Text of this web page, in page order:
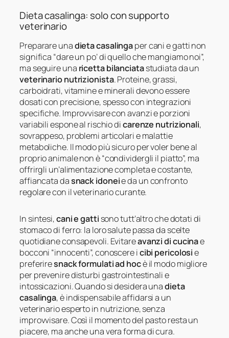
Dieta casalinga: solo con supporto
veterinario
Preparare unadieta casalingaper cani e gatti non
significa “dare un po’ di quello che mangiamo noi”,
ma seguire una ricetta bilanciatastudiata da un
veterinario nutrizionista. Proteine, grassi,
carboidrati, vitamine e minerali devono essere
dosati con precisione, spesso con integrazioni
specifiche. Improvvisare con avanzi e porzioni
variabili espone al rischio dicarenze nutrizionali,
sovrappeso, problemi articolari e malattie
metaboliche. Il modo più sicuro per voler bene al
proprio animale non è “condividergli il piatto”, ma
offrirgli un’alimentazione completa e costante,
affiancata dasnack idoneie da un confronto
regolare con il veterinario curante.
In sintesi,cani e gatti sono tutt’altro che dotati di
stomaco di ferro: la loro salute passa da scelte
quotidiane consapevoli. Evitareavanzi di cucinae
bocconi “innocenti”, conoscere icibi pericolosie
preferiresnack formulati ad hocè il modo migliore
per prevenire disturbi gastrointestinali e
intossicazioni. Quando si desidera unadieta
casalinga, è indispensabile affidarsi a un
veterinario esperto in nutrizione, senza
improvvisare. Così il momento del pasto resta un
piacere, ma anche una vera forma di cura.